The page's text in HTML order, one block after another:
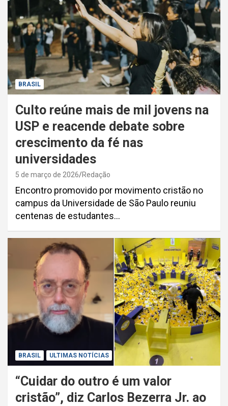
BRASIL
Culto reúne mais de mil jovens na
USP e reacende debate sobre
crescimento da fé nas
universidades
5 de março de 2026 Redação
Encontro promovido por movimento cristão no
campus da Universidade de São Paulo reuniu
centenas de estudantes…
BRASIL ULTIMAS NOTÍCIAS
“Cuidar do outro é um valor
cristão”, diz Carlos Bezerra Jr. ao